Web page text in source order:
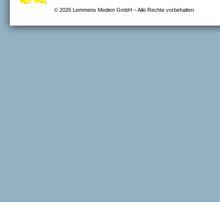
© 2026 Lemmens Medien GmbH – Alle Rechte vorbehalten